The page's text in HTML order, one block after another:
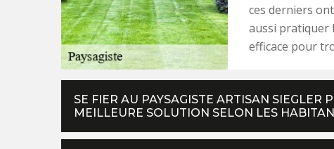
ces derniers
aussi pratiquer
efficace pour
SE FIER AU PAYSAGISTE ARTISAN SIEGLER
MEILLEURE SOLUTION SELON LES